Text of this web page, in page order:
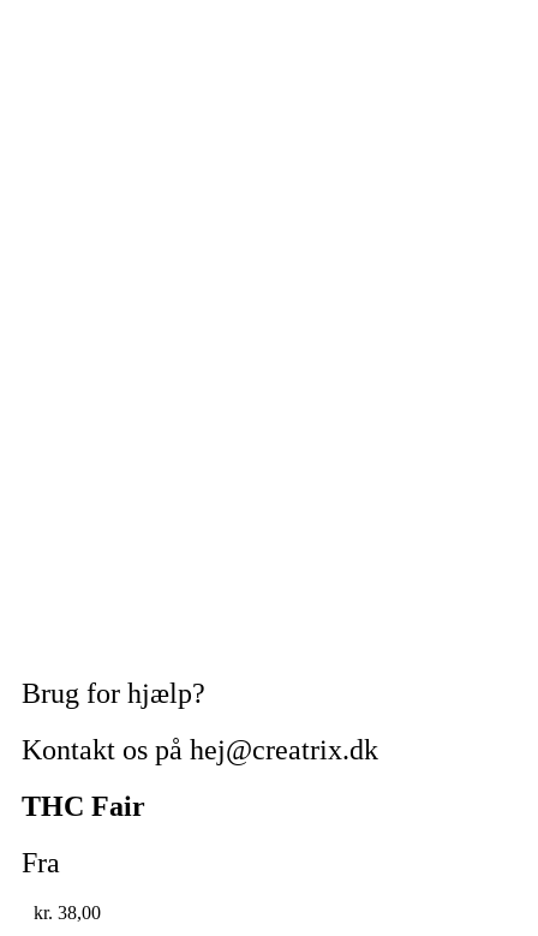
Brug for hjælp?
Kontakt os på hej@creatrix.dk
THC Fair
Fra
kr. 38,00